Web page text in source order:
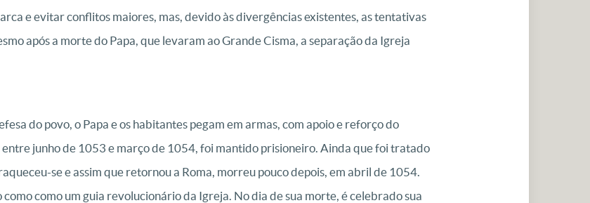
e evitar conflitos maiores, mas, devido às divergências existentes, as tentativas
após a morte do Papa, que levaram ao Grande Cisma, a separação da Igreja
do povo, o Papa e os habitantes pegam em armas, com apoio e reforço do
junho de 1053 e março de 1054, foi mantido prisioneiro. Ainda que foi tratado
se e assim que retornou a Roma, morreu pouco depois, em abril de 1054.
como um guia revolucionário da Igreja. No dia de sua morte, é celebrado sua